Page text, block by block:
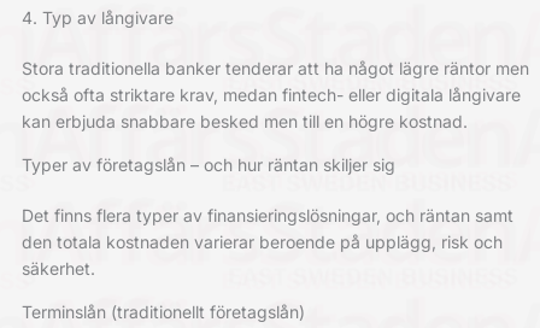
4. Typ av långivare
Stora traditionella banker tenderar att ha något lägre räntor men
också ofta striktare krav, medan fintech- eller digitala långivare
kan erbjuda snabbare besked men till en högre kostnad.
Typer av företagslån – och hur räntan skiljer sig
Det finns flera typer av finansieringslösningar, och räntan samt
den totala kostnaden varierar beroende på upplägg, risk och
säkerhet.
Terminslån (traditionellt företagslån)